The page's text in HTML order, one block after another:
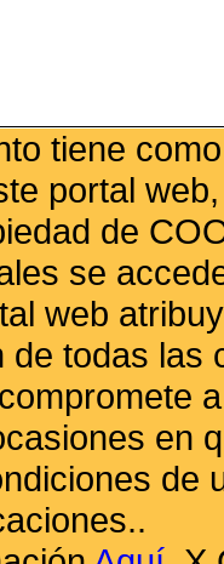
tiene
portal
de
se
web
de todas
en
de